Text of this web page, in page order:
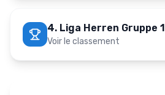
4. Liga Herren Gruppe 1
Voir le classement